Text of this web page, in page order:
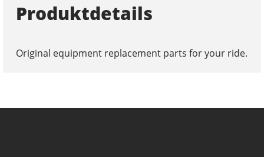
Produktdetails
Original equipment replacement parts for your ride.